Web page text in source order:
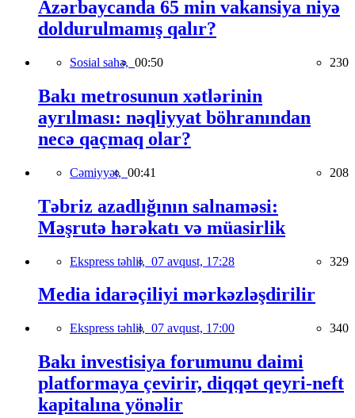
Azərbaycanda 65 min vakansiya niyə
doldurulmamış qalır?
Sosial sahə, 00:50 230
Bakı metrosunun xətlərinin
ayrılması: nəqliyyat böhranından
necə qaçmaq olar?
Cəmiyyət, 00:41 208
Təbriz azadlığının salnaməsi:
Məşrutə hərəkatı və müasirlik
Ekspress təhlil, 07 avqust, 17:28 329
Media idarəçiliyi mərkəzləşdirilir
Ekspress təhlil, 07 avqust, 17:00 340
Bakı investisiya forumunu daimi
platformaya çevirir, diqqət qeyri-neft
kapitalına yönəlir